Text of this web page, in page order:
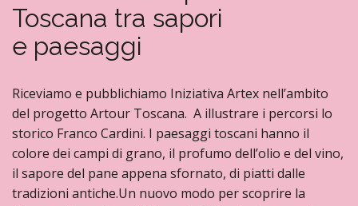
Toscana tra sapori
e paesaggi
Riceviamo e pubblichiamo Iniziativa Artex nell’ambito
del progetto Artour Toscana. A illustrare i percorsi lo
storico Franco Cardini. I paesaggi toscani hanno il
colore dei campi di grano, il profumo dell’olio e del vino,
il sapore del pane appena sfornato, di piatti dalle
tradizioni antiche.Un nuovo modo per scoprire la